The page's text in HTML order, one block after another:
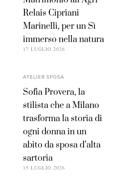
Relais Cipriani
Marinelli, per un Sì
immerso nella natura
17 LUGLIO 2026
ATELIER SPOSA
Sofia Provera, la
stilista che a Milano
trasforma la storia di
ogni donna in un
abito da sposa d’alta
sartoria
15 LUGLIO 2026